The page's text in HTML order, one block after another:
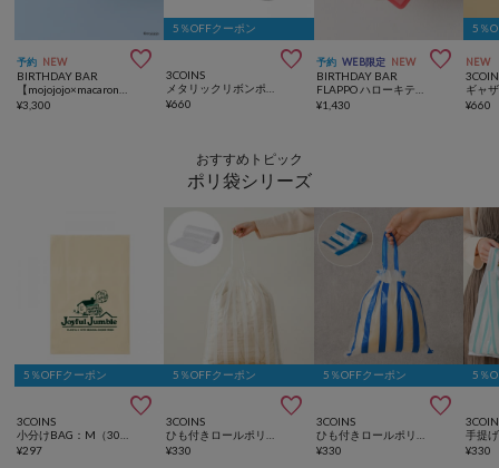
予約 NEW 
BIRTHDAY BAR
¥3,300
5％OFFクーポン

3COINS
¥660
予約 WEB限定 NEW 
BIRTHDAY BAR
¥1,430
5％
NEW
ギャ
¥660
おすすめトピック
ポリ袋シリーズ
5％OFFクーポン

3COINS
¥297
5％OFFクーポン

3COINS
¥330
5％OFFクーポン

3COINS
¥330
5％
¥330